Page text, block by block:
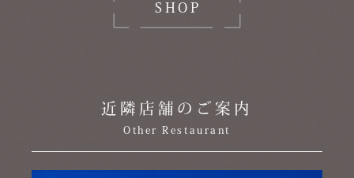
SHOP
近隣店舗のご案内
Other Restaurant